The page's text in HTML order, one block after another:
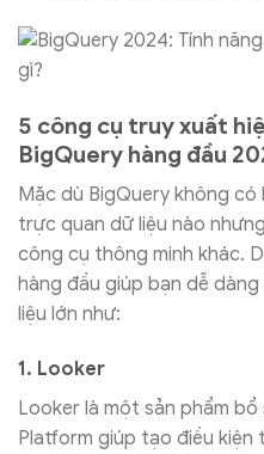
5 công cụ truy xuất
BigQuery hàng đầu
Mặc dù BigQuery không
trực quan dữ liệu nào
công cụ thông minh khác.
hàng đầu giúp bạn dễ
liệu lớn như:
1. Looker
Looker là một sản phẩm
Platform giúp tạo điều kiện